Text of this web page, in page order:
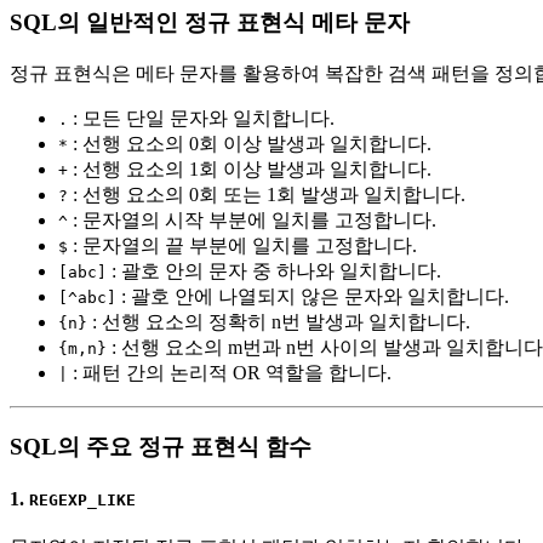
SQL의 일반적인 정규 표현식 메타 문자
정규 표현식은 메타 문자를 활용하여 복잡한 검색 패턴을 정의
. : 모든 단일 문자와 일치합니다.
* : 선행 요소의 0회 이상 발생과 일치합니다.
+ : 선행 요소의 1회 이상 발생과 일치합니다.
? : 선행 요소의 0회 또는 1회 발생과 일치합니다.
^ : 문자열의 시작 부분에 일치를 고정합니다.
$ : 문자열의 끝 부분에 일치를 고정합니다.
[abc] : 괄호 안의 문자 중 하나와 일치합니다.
[^abc] : 괄호 안에 나열되지 않은 문자와 일치합니다.
{n} : 선행 요소의 정확히 n번 발생과 일치합니다.
{m,n} : 선행 요소의 m번과 n번 사이의 발생과 일치합니
: 패턴 간의 논리적 OR 역할을 합니다.
SQL의 주요 정규 표현식 함수
1. REGEXP_LIKE